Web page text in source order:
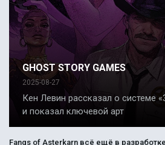
GHOST STORY GAMES
2025-08-27
Кен Левин рассказал о системе
и показал ключевой арт
Fangs of Asterkarn всё ещё в